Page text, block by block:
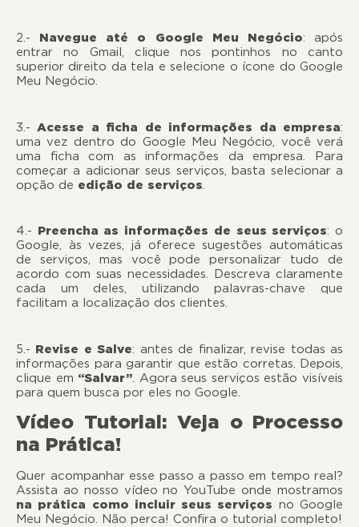
2.- Navegue até o Google Meu Negócio: após
entrar no Gmail, clique nos pontinhos no canto
superior direito da tela e selecione o ícone do Google
Meu Negócio.
3.-Acesse a ficha de informações da empresa:
uma vez dentro do Google Meu Negócio, você verá
uma ficha com as informações da empresa. Para
começar a adicionar seus serviços, basta selecionar a
opção de edição de serviços.
4.- Preencha as informações de seus serviços: o
Google, às vezes, já oferece sugestões automáticas
de serviços, mas você pode personalizar tudo de
acordo com suas necessidades. Descreva claramente
cada um deles, utilizando palavras-chave que
facilitam a localização dos clientes.
5.- Revise e Salve: antes de finalizar, revise todas as
informações para garantir que estão corretas. Depois,
clique em “Salvar” . Agora seus serviços estão visíveis
para quem busca por eles no Google.
Vídeo Tutorial: Veja o Processo
na Prática!
Quer acompanhar esse passo a passo em tempo real?
Assista ao nosso vídeo no YouTube onde mostramos
na prática como incluir seus serviços no Google
Meu Negócio. Não perca! Confira o tutorial completo!